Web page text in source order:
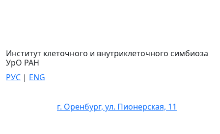
Институт клеточного и внутриклеточного симбиоза
УрО РАН
РУС | ENG
г. Оренбург, ул. Пионерская, 11